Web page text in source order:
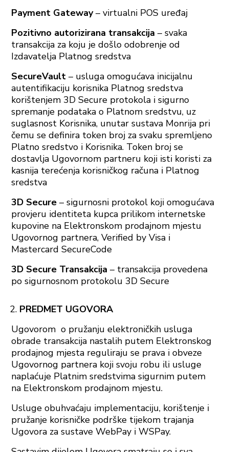
Payment Gateway– virtualni POS uređaj
Pozitivno autorizirana transakcija – svaka
transakcija za koju je došlo odobrenje od
Izdavatelja Platnog sredstva
SecureVault – usluga omogućava inicijalnu
autentifikaciju korisnika Platnog sredstva
korištenjem 3D Secure protokola i sigurno
spremanje podataka o Platnom sredstvu, uz
suglasnost Korisnika, unutar sustava Monrija pri
čemu se definira token broj za svaku spremljeno
Platno sredstvo i Korisnika. Token broj se
dostavlja Ugovornom partneru koji isti koristi za
kasnija terećenja korisničkog računa i Platnog
sredstva
3D Secure – sigurnosni protokol koji omogućava
provjeru identiteta kupca prilikom internetske
kupovine na Elektronskom prodajnom mjestu
Ugovornog partnera, Verified by Visa i
Mastercard SecureCode
3D Secure Transakcija – transakcija provedena
po sigurnosnom protokolu 3D Secure
PREDMET UGOVORA
Ugovorom o pružanju elektroničkih usluga
obrade transakcija nastalih putem Elektronskog
prodajnog mjesta reguliraju se prava i obveze
Ugovornog partnera koji svoju robu ili usluge
naplaćuje Platnim sredstvima sigurnim putem
na Elektronskom prodajnom mjestu.
Usluge obuhvaćaju implementaciju, korištenje i
pružanje korisničke podrške tijekom trajanja
Ugovora za sustave WebPay i WSPay.